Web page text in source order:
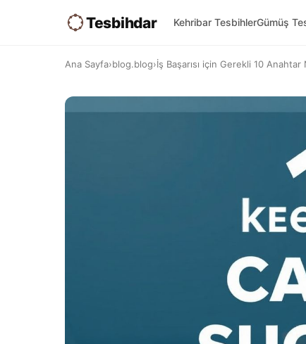
Tesbihdar Kehribar TesbihlerGümüş
Ana Sayfa›blog.blog›İş Başarısı için Gerekli 10 Anahtar